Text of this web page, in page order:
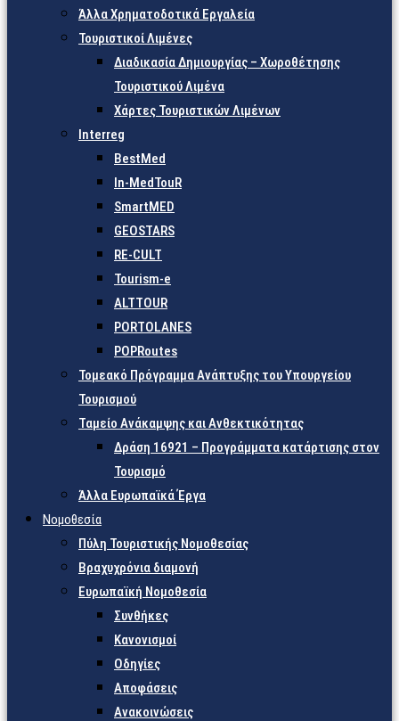
Άλλα Χρηματοδοτικά Εργαλεία
Τουριστικοί Λιμένες
Διαδικασία Δημιουργίας – Χωροθέτησης
Τουριστικού Λιμένα
Χάρτες Τουριστικών Λιμένων
Interreg
BestMed
In-MedTouR
SmartMED
GEOSTARS
RE-CULT
Tourism-e
ALTTOUR
PORTOLANES
POPRoutes
Τομεακό Πρόγραμμα Ανάπτυξης του Υπουργείου
Τουρισμού
Ταμείο Ανάκαμψης και Ανθεκτικότητας
Δράση 16921 – Προγράμματα κατάρτισης στον
Τουρισμό
Άλλα Ευρωπαϊκά Έργα
Νομοθεσία
Πύλη Τουριστικής Νομοθεσίας
Βραχυχρόνια διαμονή
Ευρωπαϊκή Νομοθεσία
Συνθήκες
Κανονισμοί
Οδηγίες
Αποφάσεις
Ανακοινώσεις